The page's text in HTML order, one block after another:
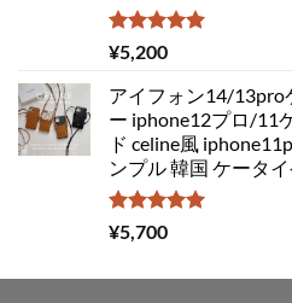
5段階中
5.00
¥5,200
アイフォン14/13pro
ー iphone12プロ/11
ド celine風
ンプル 韓国 ケータ
5段階中
5.00
¥5,700